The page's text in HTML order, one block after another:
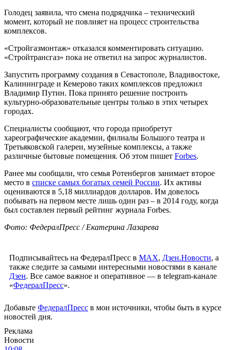
Голодец заявила, что смена подрядчика – технический
момент, который не повлияет на процесс строительства
комплексов.
«Стройгазмонтаж» отказался комментировать ситуацию.
«Стройтрансгаз» пока не ответил на запрос журналистов.
Запустить программу создания в Севастополе, Владивостоке,
Калининграде и Кемерово таких комплексов предложил
Владимир Путин. Пока принято решение построить
культурно-образовательные центры только в этих четырех
городах.
Специалисты сообщают, что города приобретут
хареографические академии, филиалы Большого театра и
Третьяковской галереи, музейные комплексы, а также
различные бытовые помещения. Об этом пишет Forbes.
Ранее мы сообщали, что семья Ротенбергов занимает второе
место в списке самых богатых семей России. Их активы
оцениваются в 5,18 миллиардов долларов. Им довелось
побывать на первом месте лишь один раз – в 2014 году, когда
был составлен первый рейтинг журнала Forbes.
Фото: ФедералПресс / Екатерина Лазарева
Подписывайтесь на ФедералПресс в МАХ, Дзен.Новости, а
также следите за самыми интересными новостями в канале
Дзен. Все самое важное и оперативное — в telegram-канале
«ФедералПресс».
Добавьте ФедералПресс в мои источники, чтобы быть в курсе
новостей дня.
Реклама
Новости